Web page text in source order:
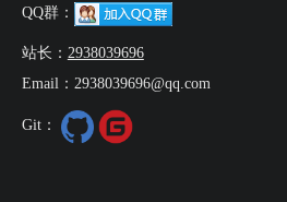
QQ群：
站长： 2938039696
Email：2938039696@qq.com
Git：